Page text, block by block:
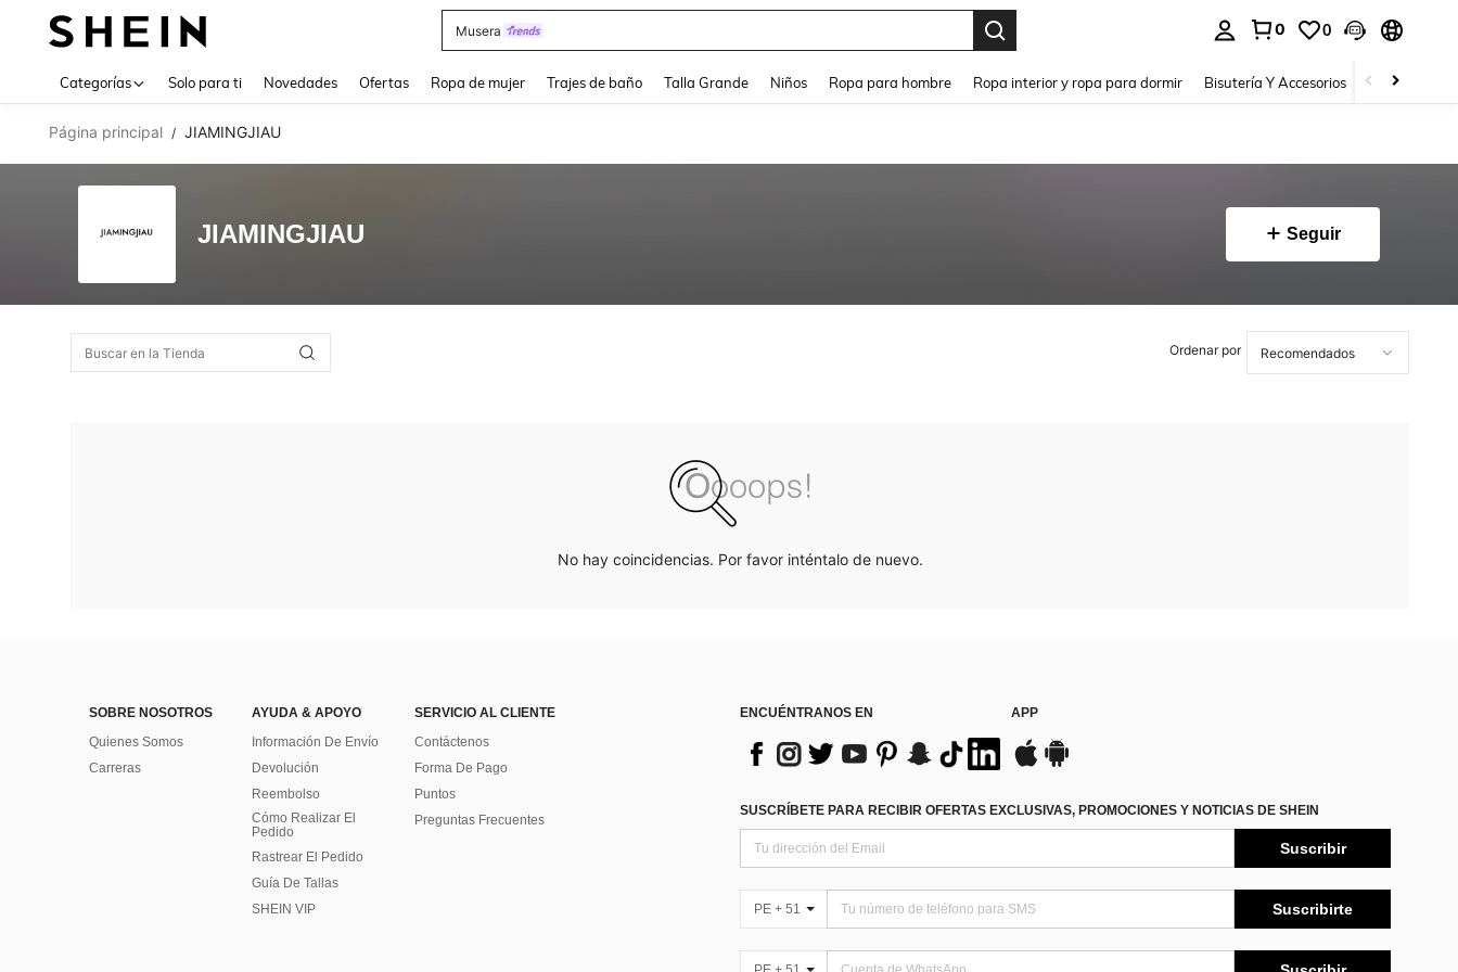
Musera
0 0
Categorías Solo para ti Novedades Ofertas Ropa de mujer Trajes de baño Talla Grande Niños Ropa para hombre Ropa interior y ropa para dormir Bisutería Y Accesorios Zapatos
Página principal / JIAMINGJIAU
JIAMINGJIAU Seguir
Ordenar por
No hay coincidencias. Por favor inténtalo de nuevo.
SOBRE NOSOTROS
Quienes Somos
Carreras
AYUDA & APOYO
Información De Envío
Devolución
Reembolso
Cómo Realizar El
Pedido
Rastrear El Pedido
Guía De Tallas
SHEIN VIP
SERVICIO AL CLIENTE
Contáctenos
Forma De Pago
Puntos
Preguntas Frecuentes
ENCUÉNTRANOS EN APP
SUSCRÍBETE PARA RECIBIR OFERTAS EXCLUSIVAS, PROMOCIONES Y NOTICIAS DE SHEIN
Suscribir
PE + 51 Suscribirte